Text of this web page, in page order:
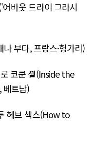
바웃 드라이 그라시
부다, 프랑스·헝가리)
코쿤 셸(Inside the
베트남)
헤브 섹스(How to